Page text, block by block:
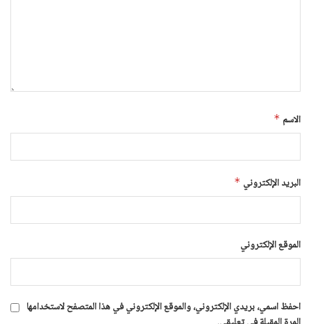
الاسم *
البريد الإلكتروني *
الموقع الإلكتروني
احفظ اسمي، بريدي الإلكتروني، والموقع الإلكتروني في هذا المتصفح لاستخدامها